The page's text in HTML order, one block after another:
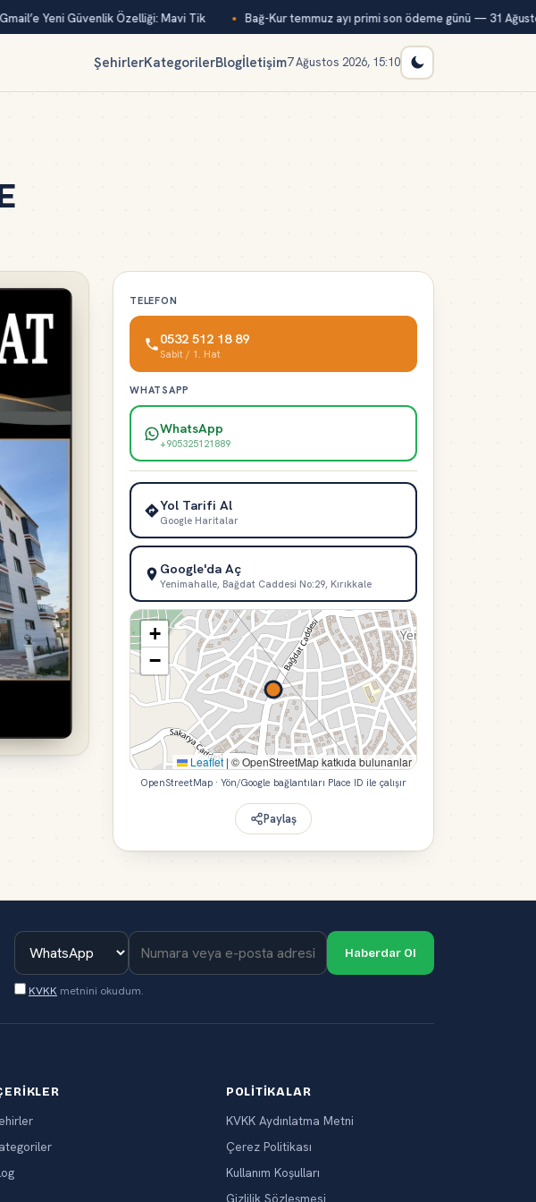
Yeni Güvenlik Özelliği: Mavi Tik Bağ-Kur temmuz ayı primi son ödeme günü — 31
ŞehirlerKategorilerBlogİletişim7 Ağustos 2026, 15:10
TELEFON
0532 512 18 89
Sabit / 1. Hat
WHATSAPP
WhatsApp
+905325121889
Yol Tarifi Al
Google Haritalar
Google'da Aç
Yenimahalle, Bağdat Caddesi No:29, Kırıkkale
+
−
Leaflet | © OpenStreetMap katkıda bulunanlar
OpenStreetMap · Yön/Google bağlantıları Place ID ile çalışır
Paylaş
Haberdar Ol
KVKK metnini okudum.
POLITIKALAR
KVKK Aydınlatma Metni
Çerez Politikası
Kullanım Koşulları
Gizlilik Sözleşmesi